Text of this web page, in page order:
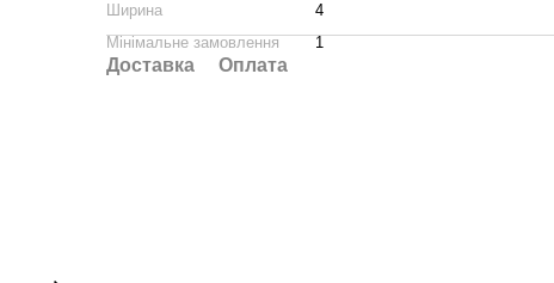
Ширина
4
Мінімальне замовлення
1
Доставка Оплата